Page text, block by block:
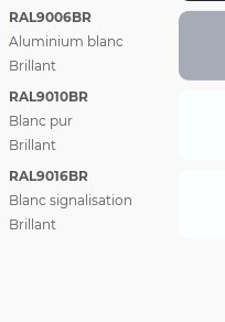
RAL9006BR
Aluminium blanc
Brillant
RAL9010BR
Blanc pur
Brillant
RAL9016BR
Blanc signalisation
Brillant